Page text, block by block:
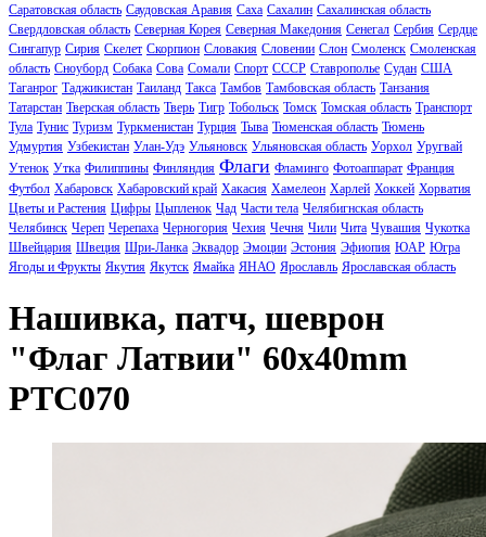
Саратовская область Саудовская Аравия Саха Сахалин Сахалинская область
Свердловская область Северная Корея Северная Македония Сенегал Сербия Сердце
Сингапур Сирия Скелет Скорпион Словакия Словении Слон Смоленск Смоленская
область Сноуборд Собака Сова Сомали Спорт СССР Ставрополье Судан США
Таганрог Таджикистан Таиланд Такса Тамбов Тамбовская область Танзания
Татарстан Тверская область Тверь Тигр Тобольск Томск Томская область Транспорт
Тула Тунис Туризм Туркменистан Турция Тыва Тюменская область Тюмень
Удмуртия Узбекистан Улан-Удэ Ульяновск Ульяновская область Уорхол Уругвай
Утенок Утка Филиппины Финляндия Флаги Фламинго Фотоаппарат Франция
Футбол Хабаровск Хабаровский край Хакасия Хамелеон Харлей Хоккей Хорватия
Цветы и Растения Цифры Цыпленок Чад Части тела Челябигнская область
Челябинск Череп Черепаха Черногория Чехия Чечня Чили Чита Чувашия Чукотка
Швейцария Швеция Шри-Ланка Эквадор Эмоции Эстония Эфиопия ЮАР Югра
Ягоды и Фрукты Якутия Якутск Ямайка ЯНАО Ярославль Ярославская область
Нашивка, патч, шеврон
"Флаг Латвии" 60x40mm
PTC070